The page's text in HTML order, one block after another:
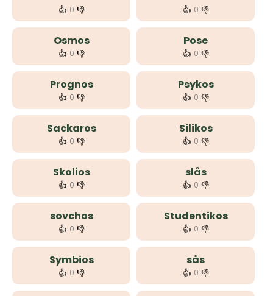
👍 0 👎 👍 0 👎
Osmos
👍 0 👎
Pose
👍 0 👎
Prognos
👍 0 👎
Psykos
👍 0 👎
Sackaros
👍 0 👎
Silikos
👍 0 👎
Skolios
👍 0 👎
slås
👍 0 👎
sovchos
👍 0 👎
Studentikos
👍 0 👎
Symbios
👍 0 👎
sås
👍 0 👎